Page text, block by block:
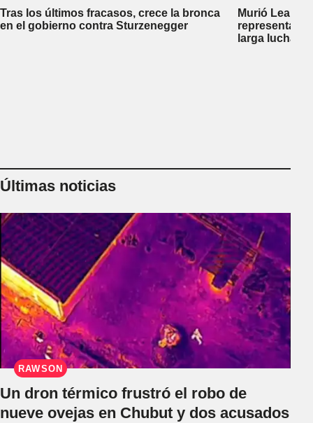
Tras los últimos fracasos, crece la bronca
en el gobierno contra Sturzenegger
Murió
larga lucha
Últimas noticias
RAWSON
Un dron térmico frustró el robo de
nueve ovejas en Chubut y dos acusados